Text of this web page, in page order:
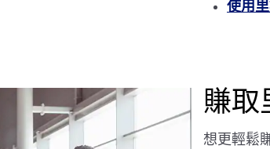
使用
賺取
想更輕鬆